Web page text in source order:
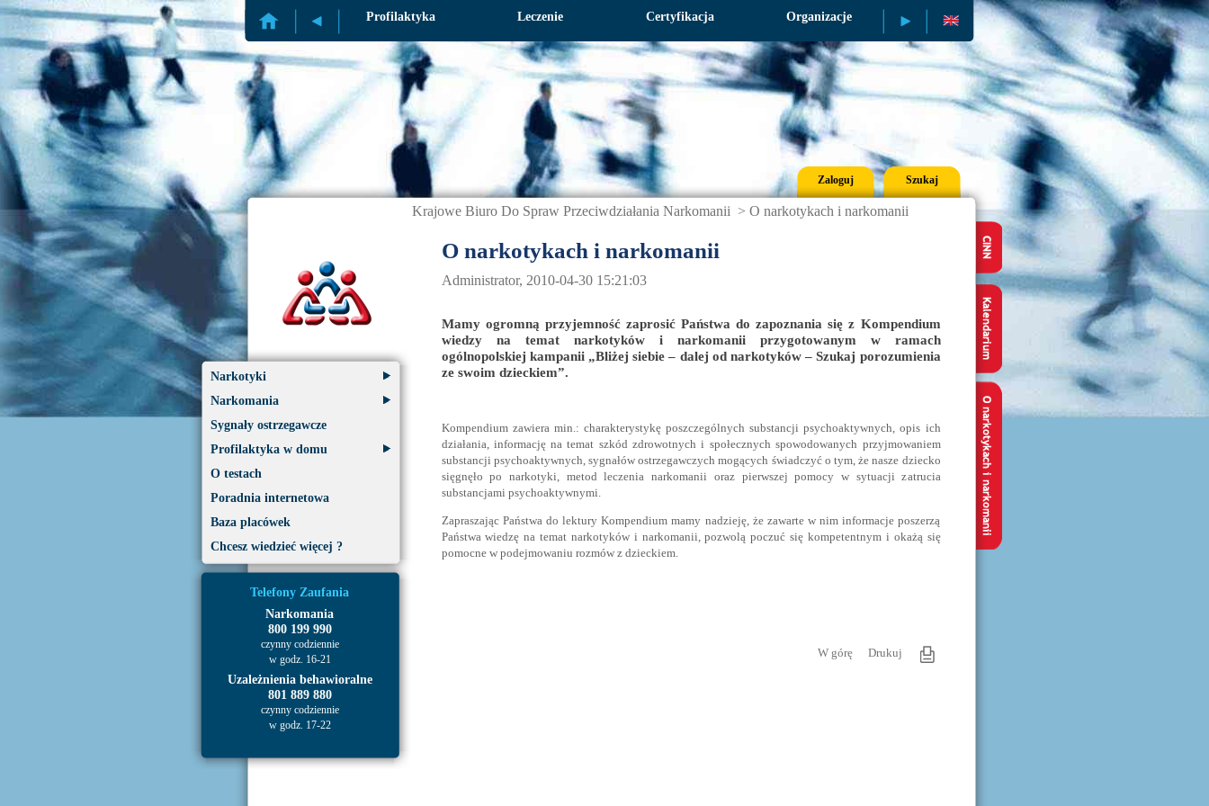
Profilaktyka Leczenie Certyfikacja Organizacje Publikacje
Zaloguj Szukaj
Narkotyki
Narkomania
Sygnały ostrzegawcze
Profilaktyka w domu
O testach
Poradnia internetowa
Baza placówek
Chcesz wiedzieć więcej ?
Telefony Zaufania
Narkomania
800 199 990
czynny codziennie
w godz. 16-21
Uzależnienia behawioralne
801 889 880
czynny codziennie
w godz. 17-22
Krajowe Biuro Do Spraw Przeciwdziałania Narkomanii > O narkotykach i narkomanii
O narkotykach i narkomanii
Administrator, 2010-04-30 15:21:03
Mamy ogromną przyjemność zaprosić Państwa do zapoznania się z Kompendium
wiedzy na temat narkotyków i narkomanii przygotowanym w ramach
ogólnopolskiej kampanii „Bliżej siebie – dalej od narkotyków – Szukaj porozumienia
ze swoim dzieckiem”.
Kompendium zawiera min.: charakterystykę poszczególnych substancji psychoaktywnych, opis ich
działania, informację na temat szkód zdrowotnych i społecznych spowodowanych przyjmowaniem
substancji psychoaktywnych, sygnałów ostrzegawczych mogących świadczyć o tym, że nasze dziecko
sięgnęło po narkotyki, metod leczenia narkomanii oraz pierwszej pomocy w sytuacji zatrucia
substancjami psychoaktywnymi.
Zapraszając Państwa do lektury Kompendium mamy nadzieję, że zawarte w nim informacje poszerzą
Państwa wiedzę na temat narkotyków i narkomanii, pozwolą poczuć się kompetentnym i okażą się
pomocne w podejmowaniu rozmów z dzieckiem.
W górę Drukuj